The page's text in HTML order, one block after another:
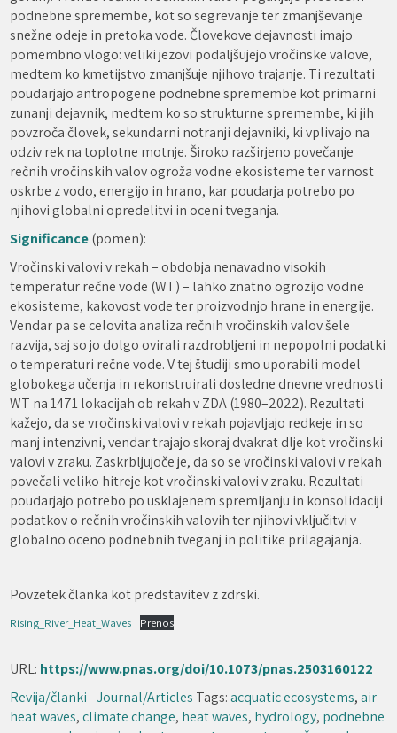
podnebne spremembe, kot so segrevanje ter zmanjševanje
snežne odeje in pretoka vode. Človekove dejavnosti imajo
pomembno vlogo: veliki jezovi podaljšujejo vročinske valove,
medtem ko kmetijstvo zmanjšuje njihovo trajanje. Ti rezultati
poudarjajo antropogene podnebne spremembe kot primarni
zunanji dejavnik, medtem ko so strukturne spremembe, ki jih
povzroča človek, sekundarni notranji dejavniki, ki vplivajo na
odziv rek na toplotne motnje. Široko razširjeno povečanje
rečnih vročinskih valov ogroža vodne ekosisteme ter varnost
oskrbe z vodo, energijo in hrano, kar poudarja potrebo po
njihovi globalni opredelitvi in oceni tveganja.
Significance(pomen):
Vročinski valovi v rekah – obdobja nenavadno visokih
temperatur rečne vode (WT) – lahko znatno ogrozijo vodne
ekosisteme, kakovost vode ter proizvodnjo hrane in energije.
Vendar pa se celovita analiza rečnih vročinskih valov šele
razvija, saj so jo dolgo ovirali razdrobljeni in nepopolni podatki
o temperaturi rečne vode. V tej študiji smo uporabili model
globokega učenja in rekonstruirali dosledne dnevne vrednosti
WT na 1471 lokacijah ob rekah v ZDA (1980–2022). Rezultati
kažejo, da se vročinski valovi v rekah pojavljajo redkeje in so
manj intenzivni, vendar trajajo skoraj dvakrat dlje kot vročinski
valovi v zraku. Zaskrbljujoče je, da so se vročinski valovi v rekah
povečali veliko hitreje kot vročinski valovi v zraku. Rezultati
poudarjajo potrebo po usklajenem spremljanju in konsolidaciji
podatkov o rečnih vročinskih valovih ter njihovi vključitvi v
globalno oceno podnebnih tveganj in politike prilagajanja.
Povzetek članka kot predstavitev z zdrski.
Rising_River_Heat_Waves Prenos
URL: https://www.pnas.org/doi/10.1073/pnas.2503160122
Revija/članki - Journal/Articles Tags:acquatic ecosystems,air
heat waves,climate change, heat waves, hydrology, podnebne